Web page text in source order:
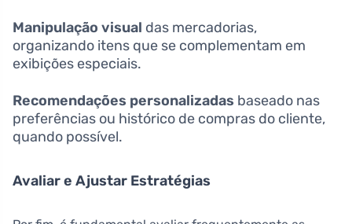
Manipulação visual das mercadorias,
organizando itens que se complementam em
exibições especiais.
Recomendações personalizadas baseado nas
preferências ou histórico de compras do cliente,
quando possível.
Avaliar e Ajustar Estratégias